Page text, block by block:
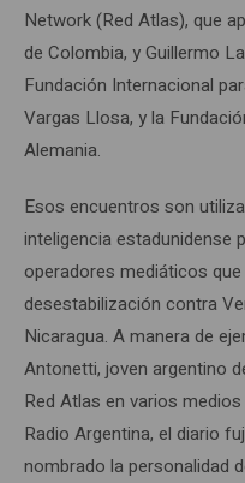
Network (Red Atlas), que
de Colombia, y Guillermo
Fundación Internacional
Vargas Llosa, y la
Alemania.
Esos encuentros son
inteligencia estadunidense
operadores mediáticos
desestabilización contra
Nicaragua. A manera de
Antonetti, joven argentino
Red Atlas en varios
Radio Argentina, el diario
nombrado la personalidad